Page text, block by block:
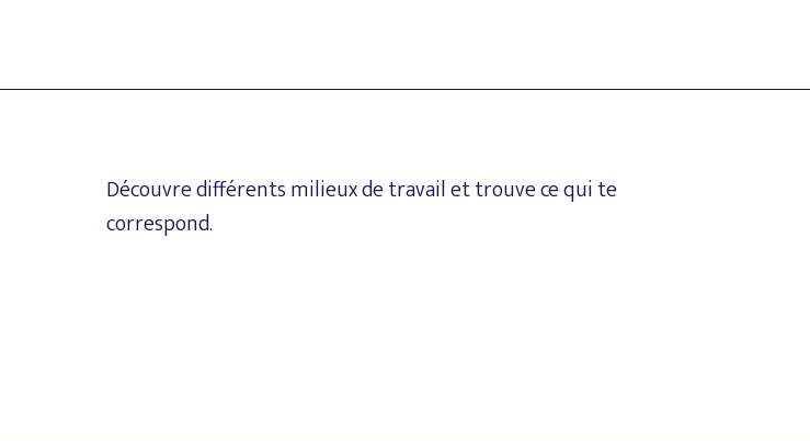
Découvredifférentsmilieuxdetravailettrouvecequite
correspond.